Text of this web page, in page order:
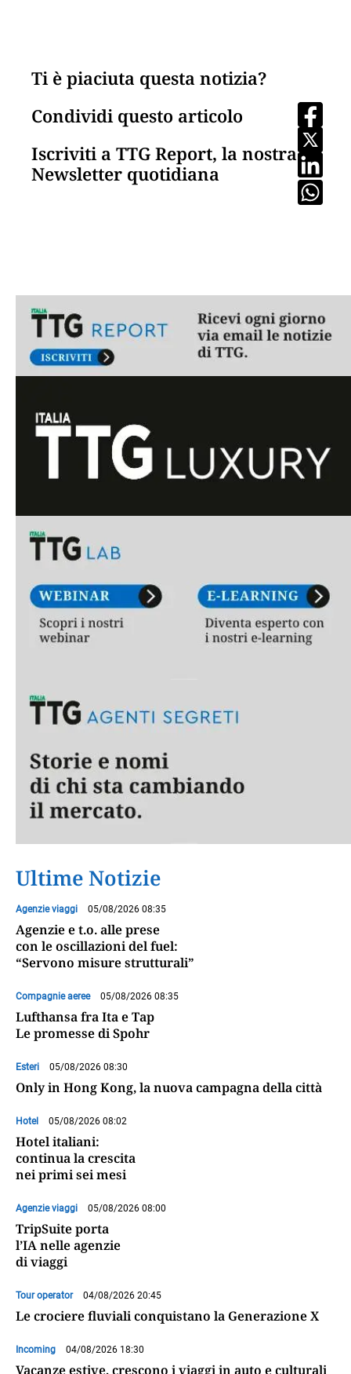
Ti è piaciuta questa notizia?
Condividi questo articolo
Iscriviti a TTG Report, la nostra
Newsletter quotidiana
Ultime Notizie
Agenzie viaggi 05/08/2026 08:35
Agenzie e t.o. alle prese
con le oscillazioni del fuel:
“Servono misure strutturali”
Compagnie aeree 05/08/2026 08:35
Lufthansa fra Ita e Tap
Le promesse di Spohr
Esteri 05/08/2026 08:30
Only in Hong Kong, la nuova campagna della città
Hotel 05/08/2026 08:02
Hotel italiani:
continua la crescita
nei primi sei mesi
Agenzie viaggi 05/08/2026 08:00
TripSuite porta
l’IA nelle agenzie
di viaggi
Tour operator 04/08/2026 20:45
Le crociere fluviali conquistano la Generazione X
Incoming 04/08/2026 18:30
Vacanze estive, crescono i viaggi in auto e culturali